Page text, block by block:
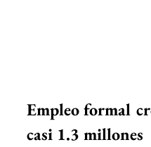
Empleo formal
casi 1.3 millones